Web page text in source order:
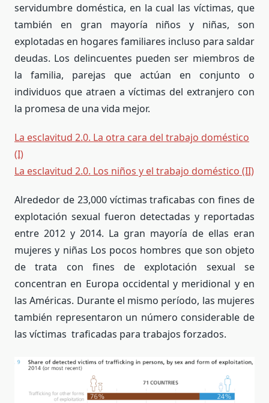
servidumbre doméstica, en la cual las víctimas, que
también en gran mayoría niños y niñas, son
explotadas en hogares familiares incluso para saldar
deudas. Los delincuentes pueden ser miembros de
la familia, parejas que actúan en conjunto o
individuos que atraen a víctimas del extranjero con
la promesa de una vida mejor.
La esclavitud 2.0. La otra cara del trabajo doméstico
(I)
La esclavitud 2.0. Los niños y el trabajo doméstico (II)
Alrededor de 23,000 víctimas traficabas con fines de
explotación sexual fueron detectadas y reportadas
entre 2012 y 2014. La gran mayoría de ellas eran
mujeres y niñas Los pocos hombres que son objeto
de trata con fines de explotación sexual se
concentran en Europa occidental y meridional y en
las Américas. Durante el mismo período, las mujeres
también representaron un número considerable de
las víctimas traficadas para trabajos forzados.